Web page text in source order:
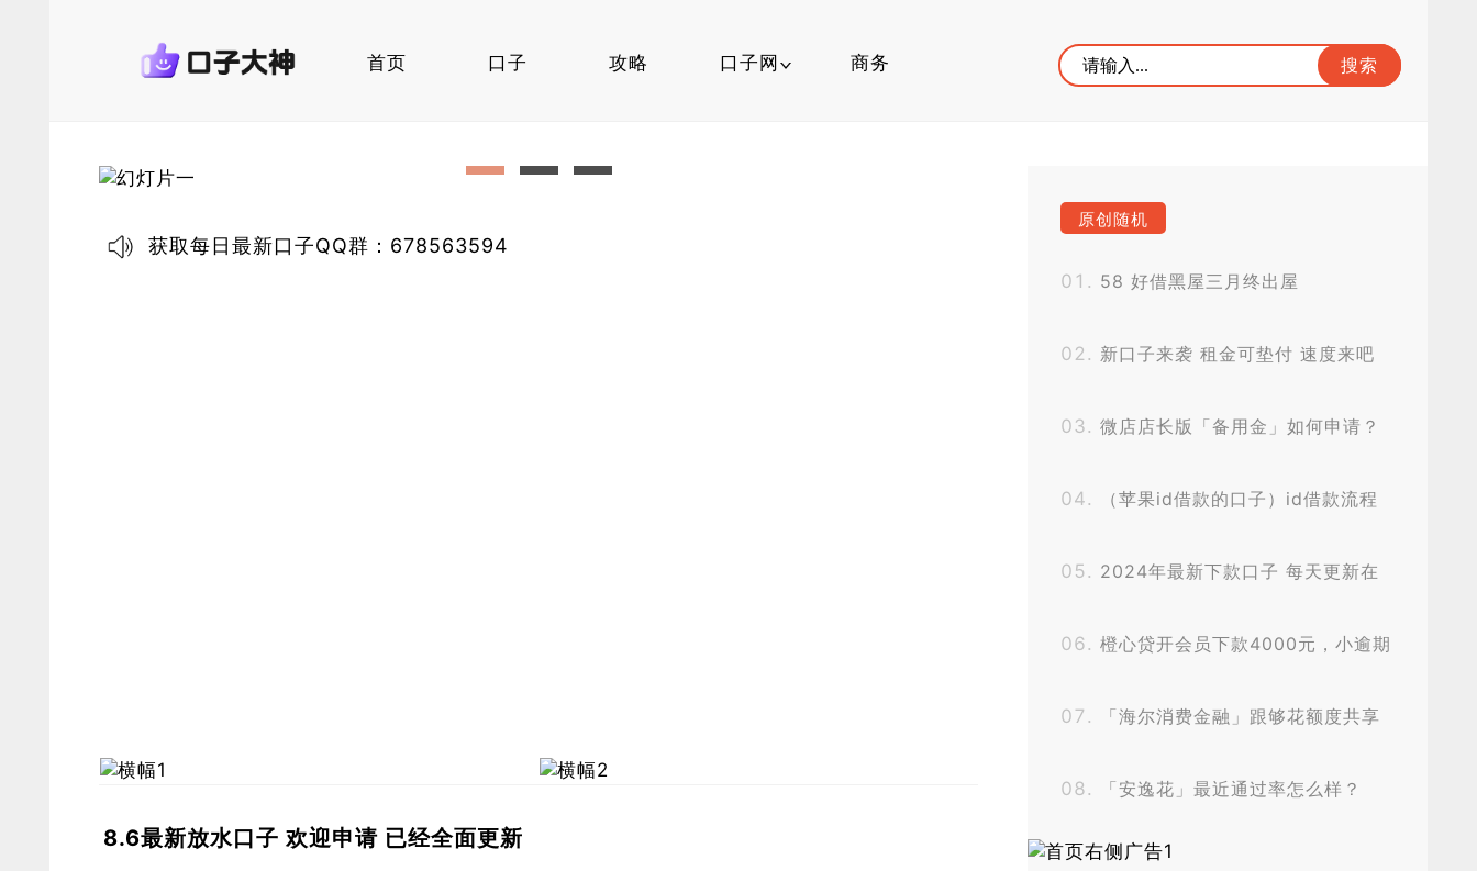
首页 口子 攻略 口子网 商务
获取每日最新口子QQ群：678563594
8.6最新放水口子 欢迎申请 已经全面更新
原创随机
58 好借黑屋三月终出屋
新口子来袭 租金可垫付 速度来吧
微店店长版「备用金」如何申请？
（苹果id借款的口子）id借款流程
2024年最新下款口子 每天更新在
橙心贷开会员下款4000元，小逾期
「海尔消费金融」跟够花额度共享
「安逸花」最近通过率怎么样？